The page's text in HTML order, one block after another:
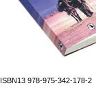
ISBN13 978-975-342-178-2